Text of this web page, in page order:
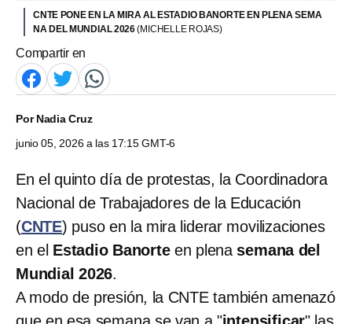
CNTE PONE EN LA MIRA AL ESTADIO BANORTE EN PLENA SEMA
NA DEL MUNDIAL 2026(MICHELLE ROJAS)
Compartir en
PorNadia Cruz
junio 05, 2026 a las 17:15 GMT-6
En el quinto día de protestas, la Coordinadora
Nacional de Trabajadores de la Educación
(CNTE) puso en la mira liderar movilizaciones
en el Estadio Banorte en plena semana del
Mundial 2026.
A modo de presión, la CNTE también amenazó